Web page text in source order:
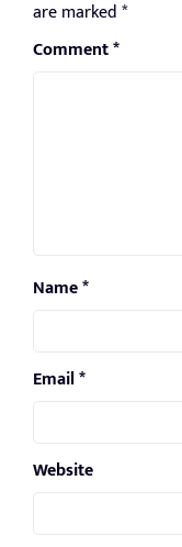
are marked*
Comment*
Name*
Email*
Website